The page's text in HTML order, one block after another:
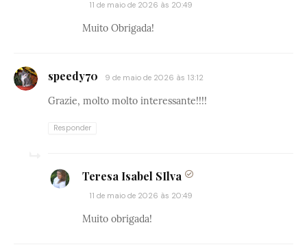
11 de maio de 2026 às 20:49
Muito Obrigada!
speedy70 9 de maio de 2026 às 13:12
Grazie, molto molto interessante!!!!
Responder
Teresa Isabel SIlva
11 de maio de 2026 às 20:49
Muito obrigada!